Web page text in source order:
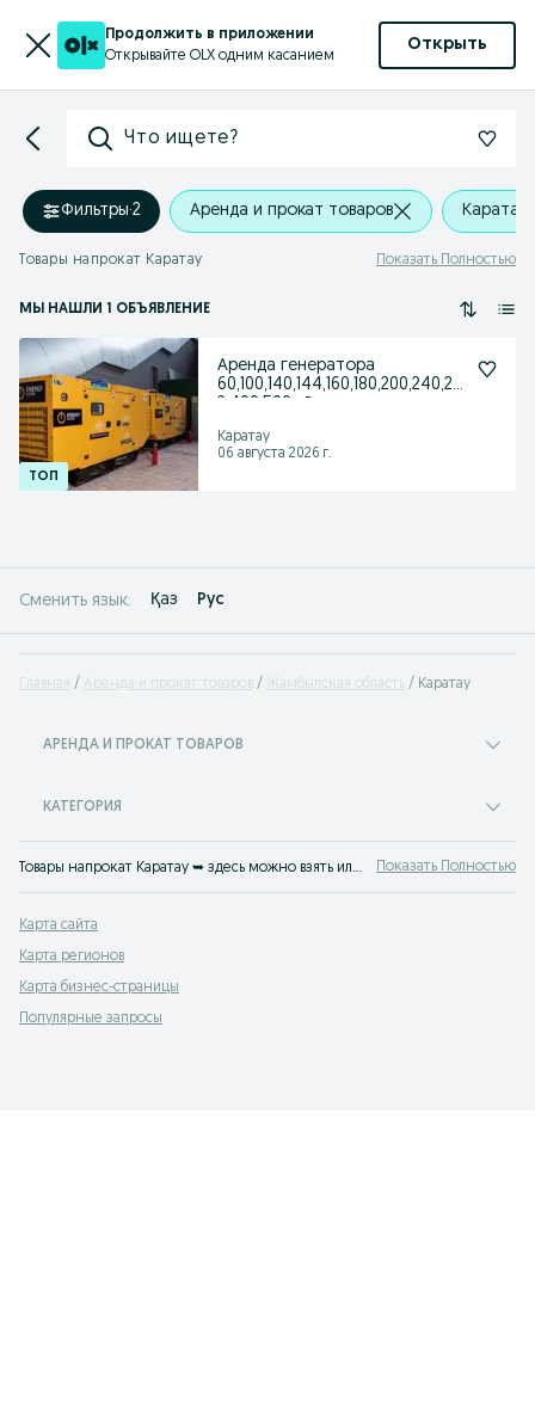
Продолжить в приложении
Открывайте OLX одним касанием
Открыть
Что ищете?
Фильтры·2 Аренда и прокат товаров Каратау
Товары напрокат Каратау Показать Полностью
МЫ НАШЛИ 1 ОБЪЯВЛЕНИЕ
Аренда генератора
60,100,140,144,160,180,200,240,29
Каратау
06 августа 2026 г.
Сменить язык: Қаз Рус
Главная Аренда и прокат товаров Жамбылская область Каратау
АРЕНДА И ПРОКАТ ТОВАРОВ
КАТЕГОРИЯ
Товары напрокат Каратау ➥ здесь можно взять или сдать в аренду абсолютно любую вещь. Прокат: авто, спецтехники, инструментов и оборудования, товаров для мероприятий и многого другого. На OLX.kz Каратау найдется все! Показать Полностью
Карта сайта
Карта регионов
Карта бизнес-страницы
Популярные запросы